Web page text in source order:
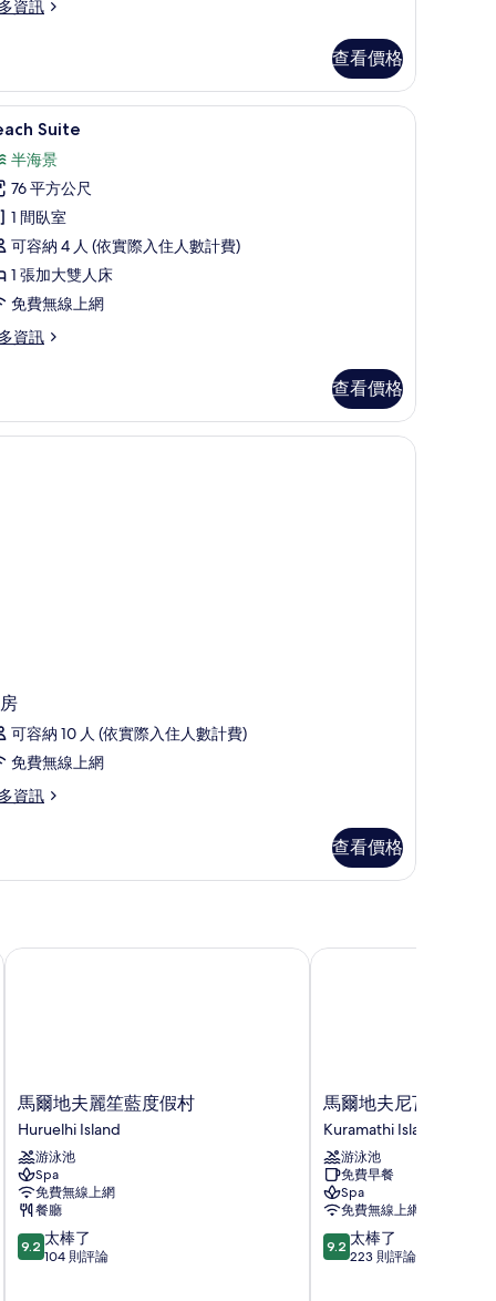
資訊
查看價格
作空間 免費迷你吧、客房內保險箱、書桌、筆電工作
12 Suite
半海景
76 平方公尺
1 間臥室
可容納 4 人 (依實際入住人數計費)
1 張加大雙人床
免費無線上網
資訊
查看價格
可容納 10 人 (依實際入住人數計費)
免費無線上網
資訊
查看價格
馬
爾
地
夫
麗
笙
藍
度
假
馬爾地夫麗笙藍度假村
Huruelhi Island
游泳池
Spa
免費無線上網
餐廳
9.2
分，
9.2 太棒了
104 則評論
馬爾地夫麗笙藍度假村
馬
爾
地
夫
尼
瓦
庫
拉
瑪
馬爾地夫尼瓦庫拉瑪
Kuramathi Island
游泳池
免費早餐
Spa
免費無線上網
9.2
分，
9.2 太棒了
223 則評論
馬爾地夫尼瓦庫拉瑪蒂